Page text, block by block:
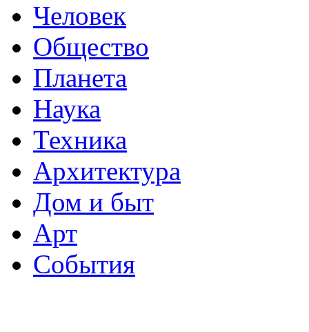
Человек
Общество
Планета
Наука
Техника
Архитектура
Дом и быт
Арт
События